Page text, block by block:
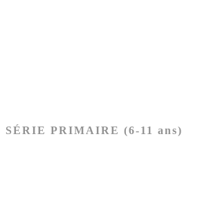
SÉRIE PRIMAIRE (6-11 ans)